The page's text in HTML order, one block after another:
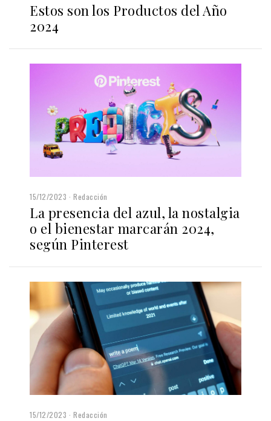
Estos son los Productos del Año
2024
15/12/2023 Redacción
La presencia del azul, la nostalgia
o el bienestar marcarán 2024,
según Pinterest
15/12/2023 Redacción